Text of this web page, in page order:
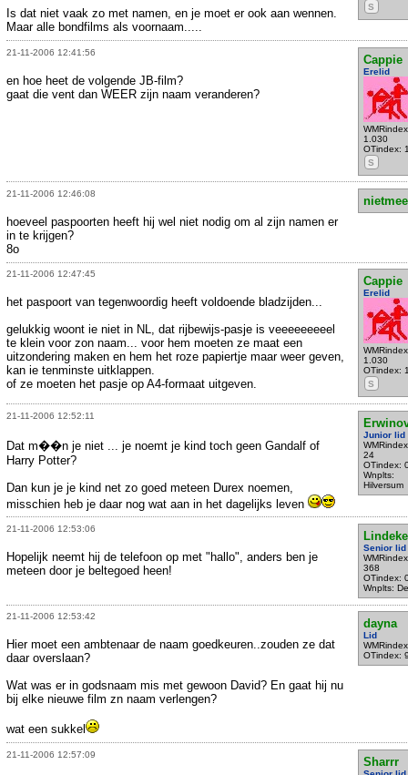
S
Is dat niet vaak zo met namen, en je moet er ook aan wennen.
Maar alle bondfilms als voornaam.....
21-11-2006 12:41:56
Cappie
Erelid
1.030
OTindex:
S
en hoe heet de volgende JB-film?
gaat die vent dan WEER zijn naam veranderen?
21-11-2006 12:46:08
hoeveel paspoorten heeft hij wel niet nodig om al zijn namen er
in te krijgen?
8o
21-11-2006 12:47:45
Cappie
Erelid
1.030
OTindex:
S
het paspoort van tegenwoordig heeft voldoende bladzijden...
gelukkig woont ie niet in NL, dat rijbewijs-pasje is veeeeeeeeel
te klein voor zon naam... voor hem moeten ze maat een
uitzondering maken en hem het roze papiertje maar weer geven,
kan ie tenminste uitklappen.
of ze moeten het pasje op A4-formaat uitgeven.
21-11-2006 12:52:11
Junior lid
24
OTindex:
Wnplts:
Hilversum
Dat m��n je niet ... je noemt je kind toch geen Gandalf of
Harry Potter?
Dan kun je je kind net zo goed meteen Durex noemen,
misschien heb je daar nog wat aan in het dagelijks leven
21-11-2006 12:53:06
Lindeke
Senior lid
368
OTindex:
Wnplts:
Hopelijk neemt hij de telefoon op met "hallo", anders ben je
meteen door je beltegoed heen!
21-11-2006 12:53:42
dayna
Lid
OTindex:
Hier moet een ambtenaar de naam goedkeuren..zouden ze dat
daar overslaan?
Wat was er in godsnaam mis met gewoon David? En gaat hij nu
bij elke nieuwe film zn naam verlengen?
wat een sukkel
21-11-2006 12:57:09
Sharrr